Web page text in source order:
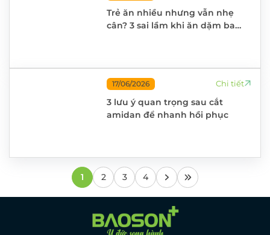
Trẻ ăn nhiều nhưng vẫn nhẹ
cân? 3 sai lầm khi ăn dặm ba
17/06/2026
3 lưu ý quan trọng sau cắt
amidan để nhanh hồi phục
Chi tiết
1 2 3 4